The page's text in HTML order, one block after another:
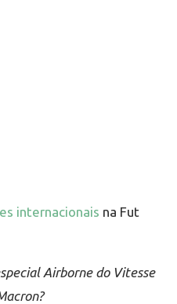
internacionais na Fut
Airborne do Vitesse